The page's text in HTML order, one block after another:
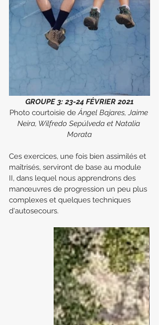
GROUPE 3: 23-24 FÉVRIER 2021
Photo courtoisie de Ángel Bajares, Jaime
Neira, Wilfredo Sepúlveda et Natalia
Morata
Ces exercices, une fois bien assimilés et
maîtrisés, serviront de base au module
II, dans lequel nous apprendrons des
manœuvres de progression un peu plus
complexes et quelques techniques
d'autosecours.